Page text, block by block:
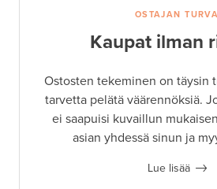
OSTAJAN TURVA
Kaupat ilman
Ostosten tekeminen on täysin
tarvetta pelätä väärennöksiä.
ei saapuisi kuvaillun
asian yhdessä sinun ja
Lue lisää